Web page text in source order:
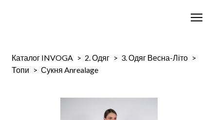
Каталог INVOGA 2. Одяг
3. Одяг Весна-Літо
Топи
Сукня Anrealage